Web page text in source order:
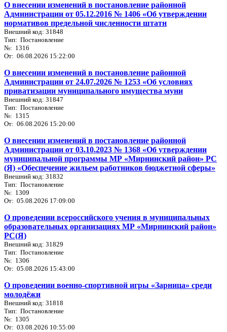
О внесении изменений в постановление районной
Администрации от 05.12.2016 № 1406 «Об утверждении
нормативов предельной численности штатн
Внешний код: 31848
Тип: Постановление
№: 1316
От: 06.08.2026 15:22:00
О внесении изменений в постановление районной
Администрации от 24.07.2026 № 1253 «Об условиях
приватизации муниципального имущества муни
Внешний код: 31847
Тип: Постановление
№: 1315
От: 06.08.2026 15:20:00
О внесении изменений в постановление районной
Администрации от 03.10.2023 № 1368 «Об утверждении
муниципальной программы МР «Мирнинский район» РС
(Я) «Обеспечение жильем работников бюджетной сферы»
Внешний код: 31832
Тип: Постановление
№: 1309
От: 05.08.2026 17:09:00
О проведении всероссийского учения в муниципальных
образовательных организациях МР «Мирнинский район»
РС(Я)
Внешний код: 31829
Тип: Постановление
№: 1306
От: 05.08.2026 15:43:00
О проведении военно-спортивной игры «Зарница» среди
молодёжи
Внешний код: 31818
Тип: Постановление
№: 1305
От: 03.08.2026 10:55:00